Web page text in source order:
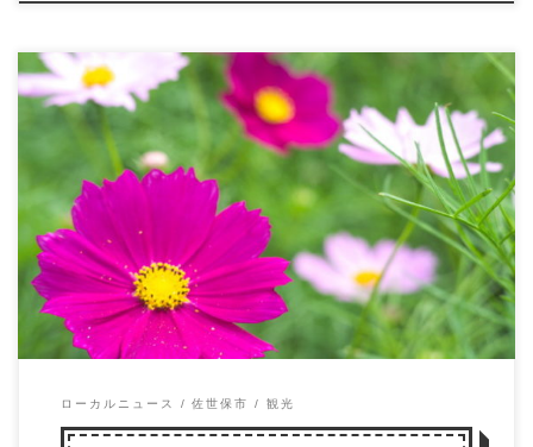
10月はコスモス！展海峰！ 展海峰といえば、春に菜
の花をご紹介しました。 佐世保市の展海峰に行って
き […]
ローカルニュース 佐世保市 観光